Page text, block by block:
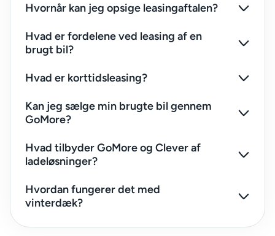
Hvornår kan jeg opsige leasingaftalen?
Hvad er fordelene ved leasing af en
brugt bil?
Hvad er korttidsleasing?
Kan jeg sælge min brugte bil gennem
GoMore?
Hvad tilbyder GoMore og Clever af
ladeløsninger?
Hvordan fungerer det med
vinterdæk?